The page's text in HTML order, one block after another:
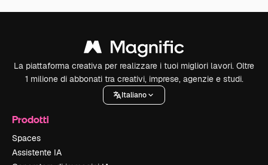
La piattaforma creativa per realizzare i tuoi migliori lavori. Oltre
1 milione di abbonati tra creativi, imprese, agenzie e studi.
Italiano
Prodotti
Spaces
Assistente IA